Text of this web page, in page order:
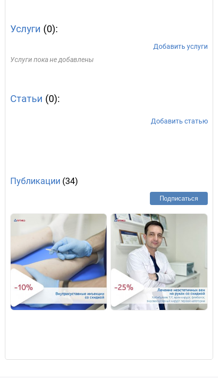
Услуги (0):
Добавить услуги
Услуги пока не добавлены
Статьи (0):
Добавить статью
Публикации (34)
Подписаться